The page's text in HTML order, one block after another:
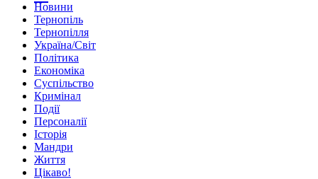
Новини
Тернопіль
Тернопілля
Україна/Світ
Політика
Економіка
Суспільство
Кримінал
Події
Персоналії
Історія
Мандри
Життя
Цікаво!